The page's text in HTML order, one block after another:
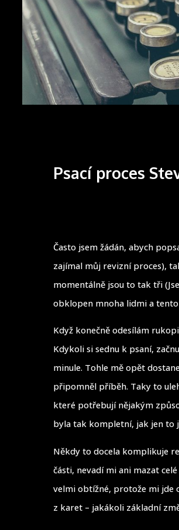
Psací proces
Často jsem žádán, abych
zajímal můj revizní proces),
momentálně jsou to tak tři
obklopen mnoha lidmi a
Když konečně odesílám
Kdykoli si sednu k psaní,
minule. Tohle mě opět
připomněl příběh. Taky to
které potřebují nějakým
byla tak kompletní, jak jen to
Někdy to docela komplikuje
části, nevadí mi ani mazat
velmi obtížné, protože mi jde
z karet – jakákoli základní